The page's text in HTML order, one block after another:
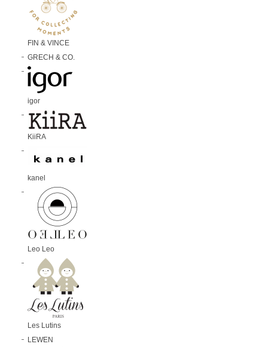
FIN & VINCE
GRECH & CO.
igor
KiiRA
kanel
Leo Leo
Les Lutins
LEWEN